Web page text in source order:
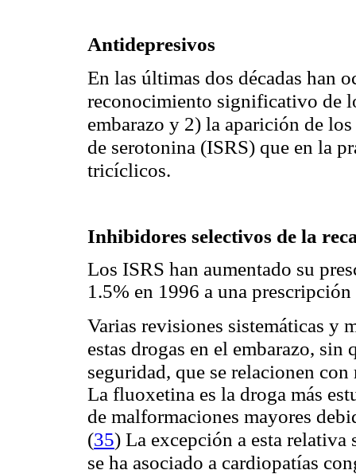
Antidepresivos
En las últimas dos décadas han
reconocimiento significativo de
embarazo y 2) la aparición de
de serotonina (ISRS) que en la
tricíclicos.
Inhibidores selectivos de la
Los ISRS han aumentado su
1.5% en 1996 a una
Varias revisiones sistemáticas y
estas drogas en el embarazo,
seguridad, que se relacionen
La fluoxetina es la droga más
de malformaciones mayores
(35) La excepción a esta relativa
se ha asociado a cardiopatías